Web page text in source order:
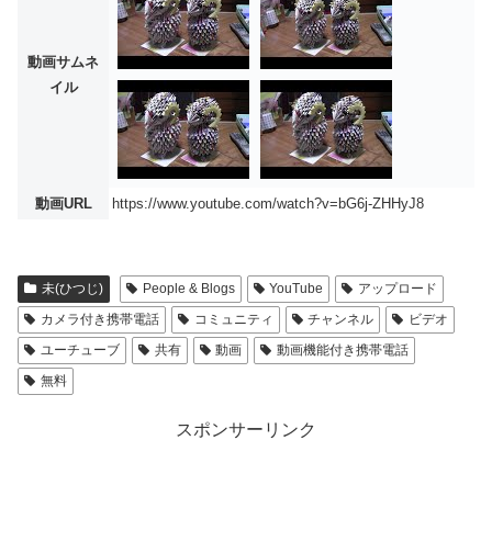
動画サムネ
イル
動画URL https://www.youtube.com/watch?v=bG6j-ZHHyJ8
未(ひつじ) People & Blogs YouTube
アップロード
カメラ付き携帯電話
コミュニティ チャンネル
ビデオ
ユーチューブ
共有 動画
動画機能付き携帯電話
無料
スポンサーリンク